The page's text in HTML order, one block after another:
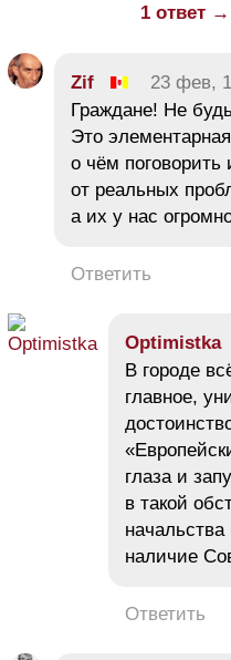
1 ответ →
Zif 23 фев,
Граждане! Не
Это
о чём поговорить
от реальных
а их у нас
Ответить
Optimistka
В городе
главное,
глаза и
в такой
наличие
Ответить